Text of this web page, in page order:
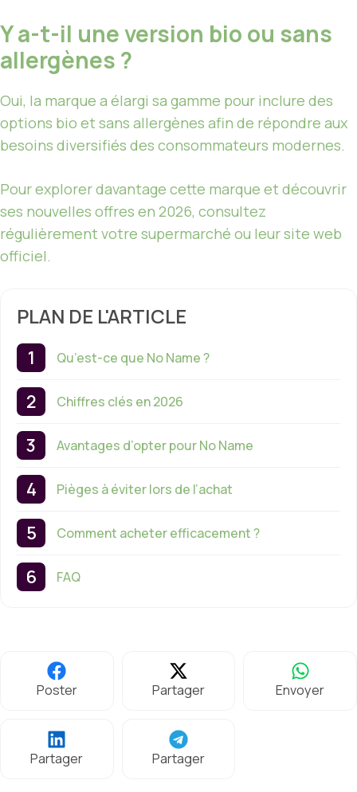
Y a-t-il une version bio ou sans
allergènes ?
Oui, la marque a élargi sa gamme pour inclure des
options bio et sans allergènes afin de répondre aux
besoins diversifiés des consommateurs modernes.
Pour explorer davantage cette marque et découvrir
ses nouvelles offres en 2026, consultez
régulièrement votre supermarché ou leur site web
officiel.
PLAN DE L'ARTICLE
Qu’est-ce que No Name ?
Chiffres clés en 2026
Avantages d’opter pour No Name
Pièges à éviter lors de l’achat
Comment acheter efficacement ?
FAQ
Poster Partager Envoyer
Partager Partager